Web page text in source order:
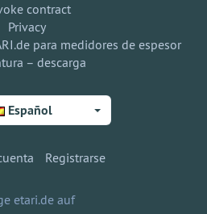
contract
Privacy
para medidores de espesor
– descarga
Español
Registrarse
etari.de auf